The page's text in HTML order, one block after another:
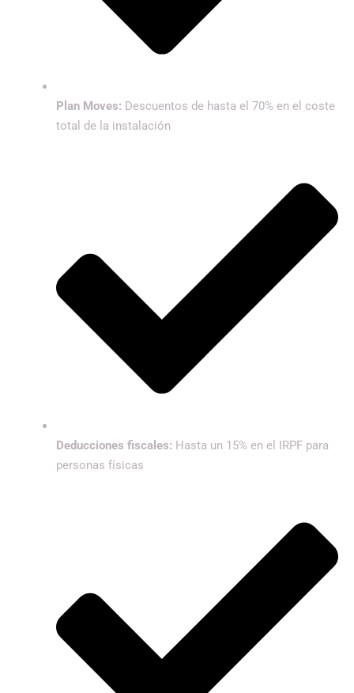
Plan Moves: Descuentos de hasta el 70% en el coste
total de la instalación
Deducciones fiscales: Hasta un 15% en el IRPF para
personas físicas